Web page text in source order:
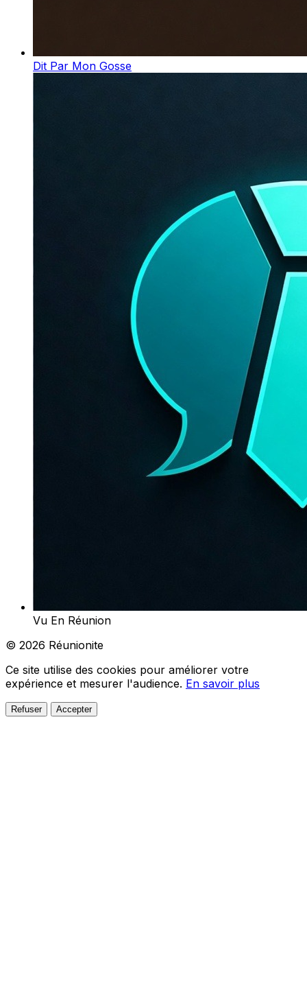
Dit Par Mon Gosse
Vu En Réunion
© 2026 Réunionite
Ce site utilise des cookies pour améliorer votre
expérience et mesurer l'audience. En savoir plus
Refuser Accepter